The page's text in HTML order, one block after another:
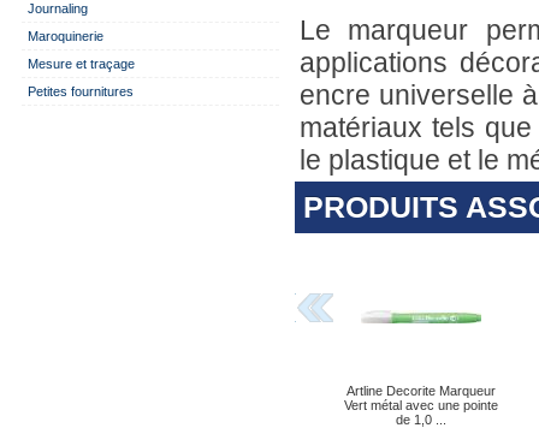
Journaling
Maroquinerie
Mesure et traçage
Petites fournitures
Le marqueur
applications
encre universelle
matériaux tels
le plastique et le
PRODUITS
Artline Decorite Marqueur
Vert métal avec une pointe
de 1,0 ...